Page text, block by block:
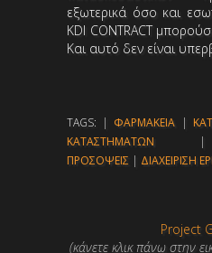
εξωτερικά όσο και
KDI CONTRACT
Και αυτό δεν είναι
TAGS: | ΦΑΡΜΑΚΕΙΑ |
ΚΑΤΑΣΤΗΜΑΤΩΝ
ΠΡΟΣΟΨΕΙΣ | ΔΙΑΧΕΙΡΙΣΗ
Project
(κάνετε κλικ πάνω στην